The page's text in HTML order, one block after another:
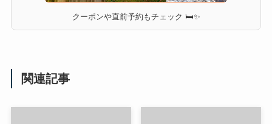
クーポンや直前予約もチェック 🛏✨
関連記事